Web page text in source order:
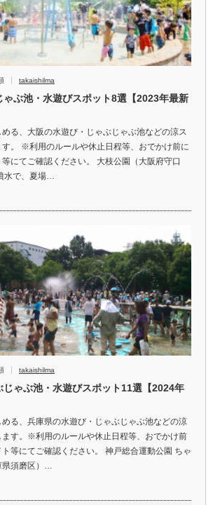
takaishilma
ゃぶ池・水遊びスポット8選【2023年最新
る、大阪の水遊び・じゃぶじゃぶ池などの涼ス
。 ※利用のルールや休止日程等、おでかけ前に
にてご確認ください。 大枝公園（大阪府守口
水で、夏場…
takaishilma
じゃぶ池・水遊びスポット11選【2024年
る、兵庫県の水遊び・じゃぶじゃぶ池などの涼
ます。※利用のルールや休止日程等、おでかけ前
等にてご確認ください。 神戸総合運動公園 ちゃ
県須磨区）…